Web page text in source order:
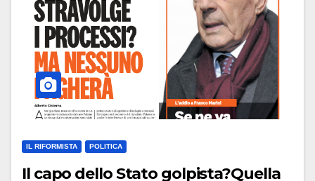
IL RIFORMISTA POLITICA
Il capo dello Stato golpista?Quella